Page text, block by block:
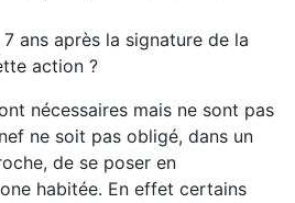
ans après la signature de la
action ?
nécessaires mais ne sont pas
ne soit pas obligé, dans un
de se poser en
habitée. En effet certains